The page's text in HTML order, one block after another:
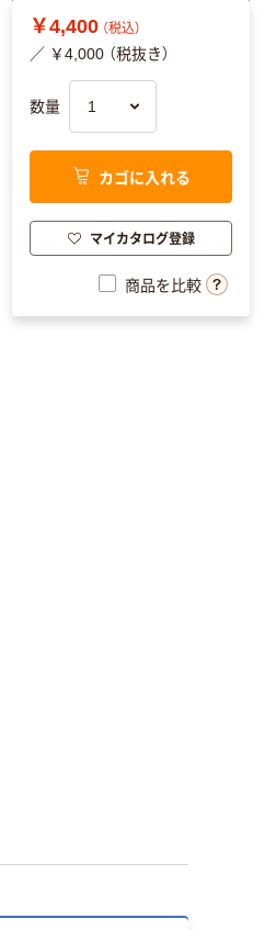
￥4,400 （税込）
／ ￥4,000 （税抜き）
数量
カゴに入れる
マイカタログ登録
商品を比較